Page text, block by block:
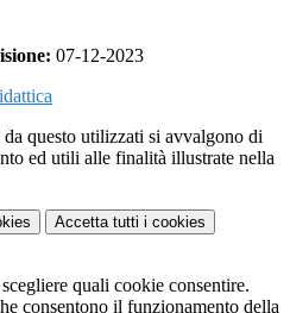
07-12-2023
questo utilizzati si avvalgono di
ed utili alle finalità illustrate nella
Accetta tutti i cookies
quali cookie consentire.
consentono il funzionamento della